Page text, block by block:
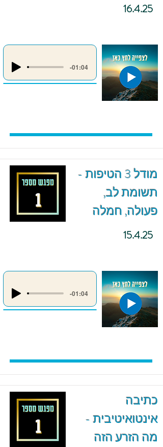
16.4.25
-01:04
מודל 3 הטיפות -
תשומת לב,
פעולה, חמלה
15.4.25
-01:04
כתיבה
אינטואיטיבית -
מה הזרע הזה